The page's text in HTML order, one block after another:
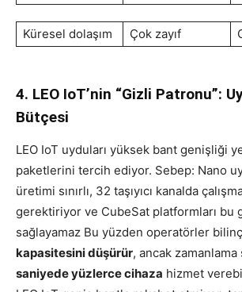
Küresel dolaşım Çok zayıf
4. LEO IoT’nin “Gizli Patronu”:
Bütçesi
LEO IoT uyduları yüksek bant genişliği
paketlerini tercih ediyor. Sebep: Nano
üretimi sınırlı, 32 taşıyıcı kanalda
gerektiriyor ve CubeSat platformları bu
sağlayamaz Bu yüzden operatörler
kapasitesini düşürür, ancak
saniyede yüzlerce cihaza hizmet